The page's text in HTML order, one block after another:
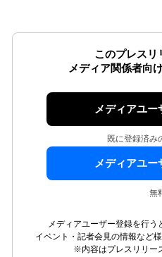
このプレスリ
メディア関係者向
メディアユー
既に登録済み
メディアユー
無
メディアユーザー登録を行う
イベント・記者会見の情報など
※内容はプレスリリー